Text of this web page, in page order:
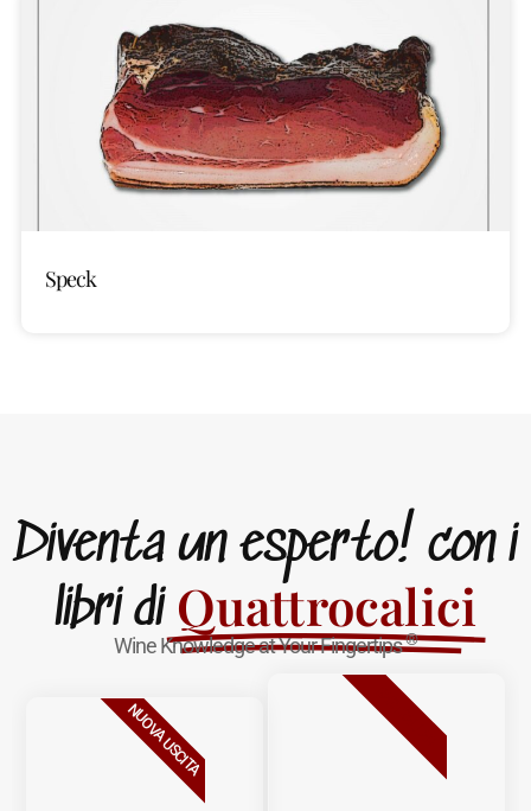
Speck
Diventa un esperto! con i
libri di Quattrocalici
Wine Knowledge at Your Fingertips®
NUOVA USCITA BESTSELLER